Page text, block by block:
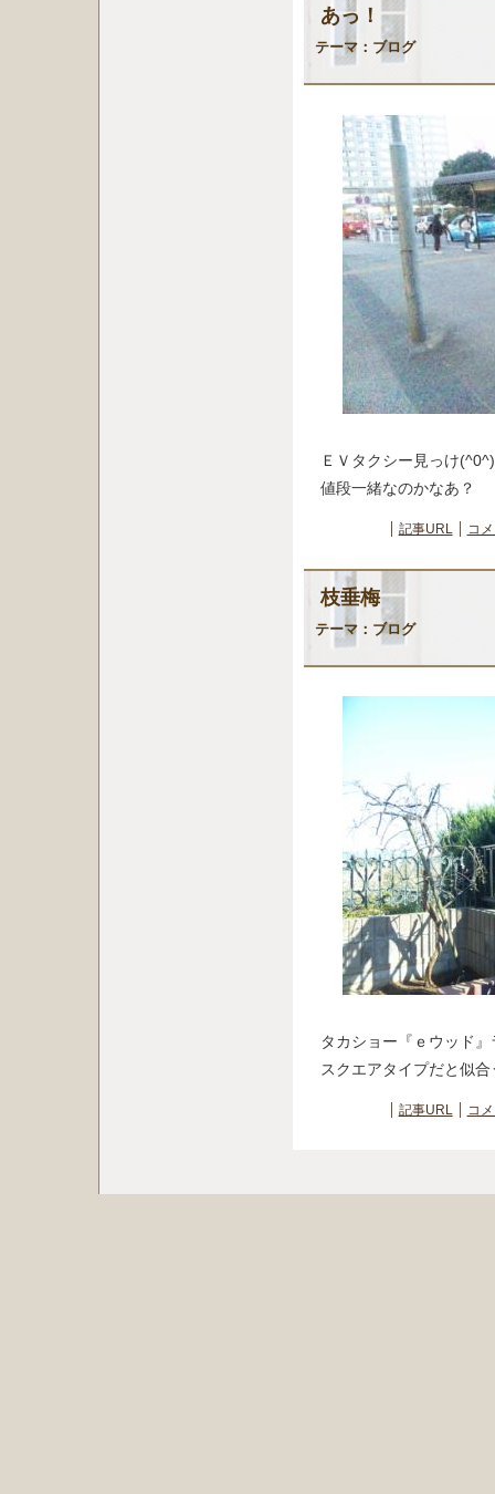
あっ！
テーマ： ブログ
ＥＶタクシー見っけ
値段一緒なのかなあ？
記事URL コ
枝垂梅
テーマ： ブログ
タカショー『ｅウッド
スクエアタイプだと似合
記事URL コ